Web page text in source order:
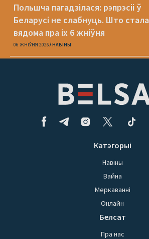
Польшча пагадзілася: рэпрэсіі ў
Беларусі не слабнуць. Што стала
вядома пра іх 6 жніўня
06 ЖНІЎНЯ 2026 НАВІНЫ
Катэгорыі
Навіны
Вайна
Меркаванні
Онлайн
Белсат
Пра нас